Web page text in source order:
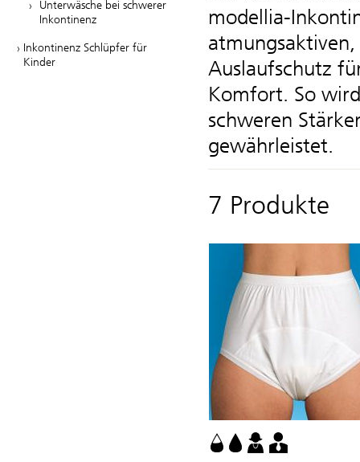
Unterwäsche bei schwerer
Inkontinenz
Inkontinenz Schlüpfer für
Kinder
modellia-
Auslaufschutz
Komfort. So
schweren
gewährleistet.
7 Produkte